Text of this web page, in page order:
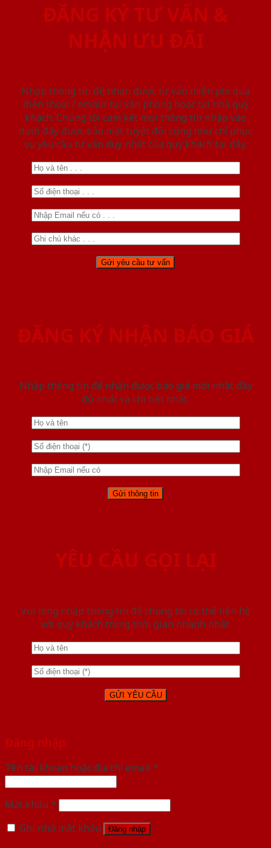
ĐĂNG KÝ TƯ VẤN &
NHẬN ƯU ĐÃI
Nhập thông tin để nhận được tư vấn miễn phí qua
điện thoại / email/ tại văn phòng hoặc tại nhà quý
khách. Chúng tôi cam kết mọi thông tin nhập vào
dưới đây được bảo mật tuyệt đối cũng như chỉ phục
vụ yêu cầu tư vấn duy nhất của quý khách tại đây.
ĐĂNG KÝ NHẬN BÁO GIÁ
Nhập thông tin để nhận được báo giá mới nhât đầy
đủ nhất và chi tiết nhất.
YÊU CẦU GỌI LẠI
Vui lòng nhập thông tin để chúng tôi có thể liên hệ
với quý khách trong thời gian nhanh nhất.
Đăng nhập
Tên tài khoản hoặc địa chỉ email *
Mật khẩu *
Ghi nhớ mật khẩu
Đăng nhập